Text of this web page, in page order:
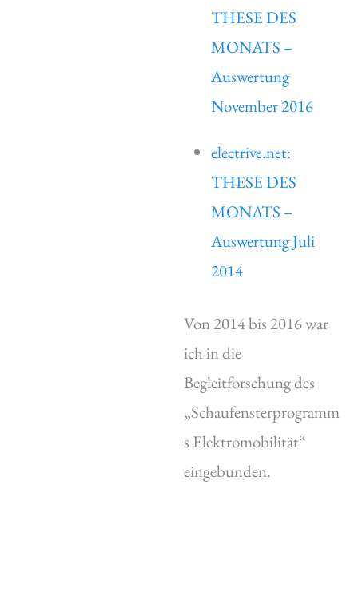
THESE DES
MONATS –
Auswertung
November 2016
electrive.net:
THESE DES
MONATS –
Auswertung Juli
2014
Von 2014 bis 2016 war
ich in die
Begleitforschung des
„Schaufensterprogramm
s Elektromobilität“
eingebunden.